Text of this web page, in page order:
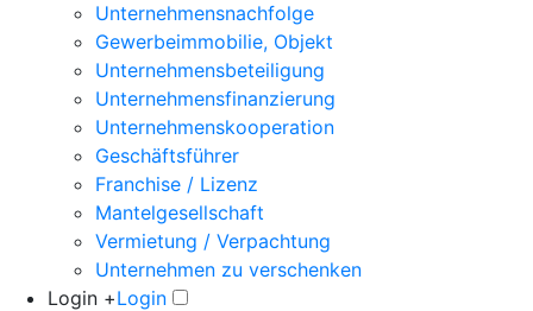
Unternehmensnachfolge
Gewerbeimmobilie, Objekt
Unternehmensbeteiligung
Unternehmensfinanzierung
Unternehmenskooperation
Geschäftsführer
Franchise / Lizenz
Mantelgesellschaft
Vermietung / Verpachtung
Unternehmen zu verschenken
Login +Login